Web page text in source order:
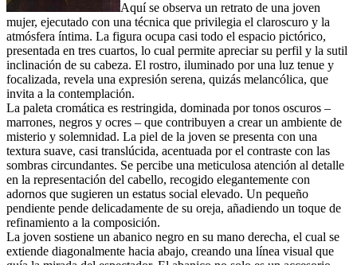
Aquí se observa un retrato de una joven
mujer, ejecutado con una técnica que privilegia el claroscuro y la
atmósfera íntima. La figura ocupa casi todo el espacio pictórico,
presentada en tres cuartos, lo cual permite apreciar su perfil y la sutil
inclinación de su cabeza. El rostro, iluminado por una luz tenue y
focalizada, revela una expresión serena, quizás melancólica, que
invita a la contemplación.
La paleta cromática es restringida, dominada por tonos oscuros –
marrones, negros y ocres – que contribuyen a crear un ambiente de
misterio y solemnidad. La piel de la joven se presenta con una
textura suave, casi translúcida, acentuada por el contraste con las
sombras circundantes. Se percibe una meticulosa atención al detalle
en la representación del cabello, recogido elegantemente con
adornos que sugieren un estatus social elevado. Un pequeño
pendiente pende delicadamente de su oreja, añadiendo un toque de
refinamiento a la composición.
La joven sostiene un abanico negro en su mano derecha, el cual se
extiende diagonalmente hacia abajo, creando una línea visual que